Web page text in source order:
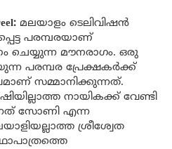
മലയാളം ടെലിവിഷൻ
പരമ്പരയാണ്
ചെയ്യുന്ന മൗനരാഗം. ഒരു
പരമ്പര പ്രേക്ഷകർക്ക്
സമ്മാനിക്കുന്നത്.
നായികക്ക് വേണ്ടി
സോണി എന്ന
ശ്രീശ്വേത